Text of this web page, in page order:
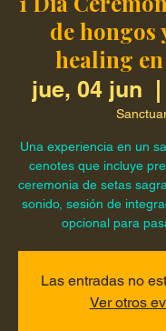
de hongos
healing
jue, 04 jun
  |
Una experiencia en un
cenotes que incluye
ceremonia de setas
sonido, sesión de
opcional para
Las entradas no
Ver otros